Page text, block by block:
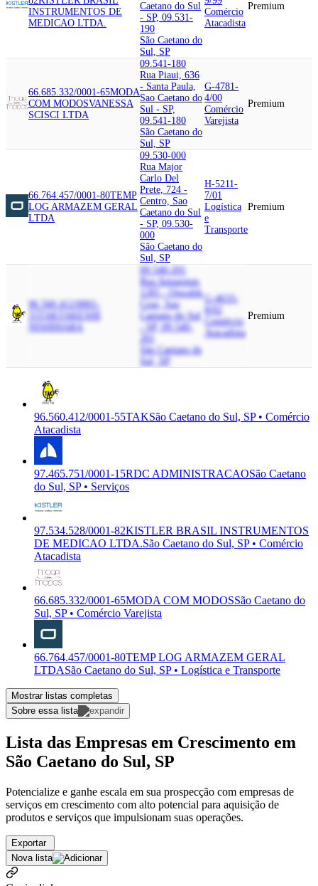
INSTRUMENTOS DE
MEDICAO LTDA.
Caetano do Sul
- SP, 09.531-
190
São Caetano do
Sul, SP
Comércio
Atacadista
Premium
66.685.332/0001-65MODA
COM MODOSVANESSA
SCISCI LTDA
09.541-180
Rua Piaui, 636
- Santa Paula,
Sao Caetano do
Sul - SP,
09.541-180
São Caetano do
Sul, SP
G-4781-
4/00
Comércio
Varejista
Premium
66.764.457/0001-80TEMP
LOG ARMAZEM GERAL
LTDA
09.530-000
Rua Major
Carlo Del
Prete, 724 -
Centro, Sao
Caetano do Sul
- SP, 09.530-
000
São Caetano do
Sul, SP
H-5211-
7/01
Logística
e
Transporte
Premium
96.560.412/0001-
TAK
TAKESHI
NISHIHARA
09.540-201
Rua Amazonas,
1285 - Oswaldo
Cruz, Sao
Caetano do Sul
- SP, 09.540-
São Caetano do
Sul, SP
G-4633-
Comércio
Atacadista
Premium
96.560.412/0001-55TAKSão Caetano do Sul, SP • Comércio
Atacadista
97.465.751/0001-15RDC ADMINISTRACAOSão Caetano
do Sul, SP • Serviços
97.534.528/0001-82KISTLER BRASIL INSTRUMENTOS
DE MEDICAO LTDA.São Caetano do Sul, SP • Comércio
Atacadista
66.685.332/0001-65MODA COM MODOSSão Caetano do
Sul, SP • Comércio Varejista
66.764.457/0001-80TEMP LOG ARMAZEM GERAL
LTDASão Caetano do Sul, SP • Logística e Transporte
Mostrar listas completas
Sobre essa lista
Lista das Empresas em Crescimento em
São Caetano do Sul, SP
Potencialize e ganhe escala em sua prospecção com empresas de
serviços em crescimento com alto potencial para aquisição de
produtos e serviços que impulsionam suas operações.
Exportar
Nova lista